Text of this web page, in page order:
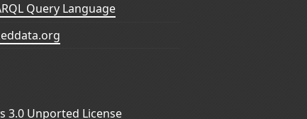
Query Language
3.0 Unported License